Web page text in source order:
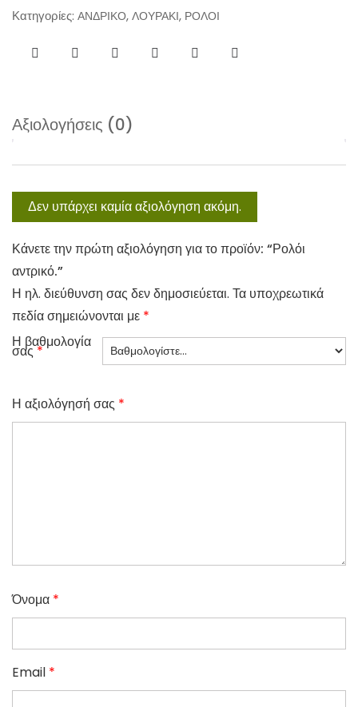
iΚατηγορίες: ΑΝΔΡΙΚΟ, ΛΟΥΡΑΚΙ, ΡΟΛΟΙ
Αξιολογήσεις (0)
Δεν υπάρχει καμία αξιολόγηση ακόμη.
Κάνετε την πρώτη αξιολόγηση για το προϊόν: “Ρολόι
αντρικό.”
Η ηλ. διεύθυνση σας δεν δημοσιεύεται. Τα υποχρεωτικά
πεδία σημειώνονται με *
Η βαθμολογία
σας*
Η αξιολόγησή σας *
Όνομα *
Email *